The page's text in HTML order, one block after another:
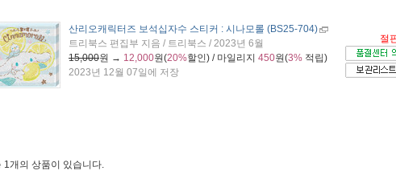
산리오캐릭터즈 보석십자수 스티커 : 시나모롤 (BS25-704)
트리북스 편집부 지음 / 트리북스 / 2023년 6월
15,000원 → 12,000원(20%할인) / 마일리지 450원(3% 적립)
2023년 12월 07일에 저장
절
1개 의 상품이 있습니다.